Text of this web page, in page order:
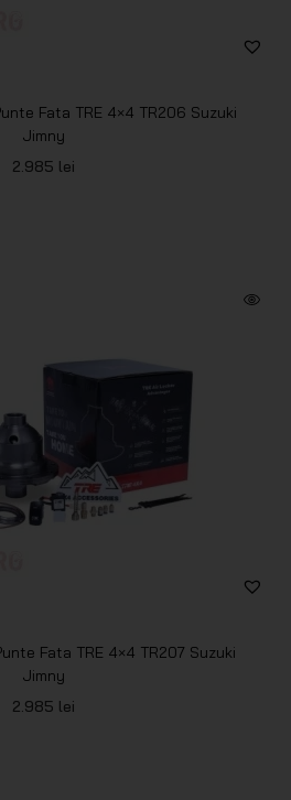
Fata TRE 4×4 TR206 Suzuki
Jimny
2.985 lei
Fata TRE 4×4 TR207 Suzuki
Jimny
2.985 lei